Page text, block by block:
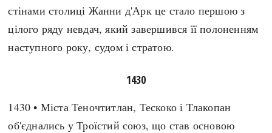
стінами столиці Жанни д'Арк це стало першою з
цілого ряду невдач, який завершився її полоненням
наступного року, судом і стратою.
1430
1430 • Міста Теночтитлан, Тескоко і Тлакопан
об'єднались у Троїстий союз, що став основою